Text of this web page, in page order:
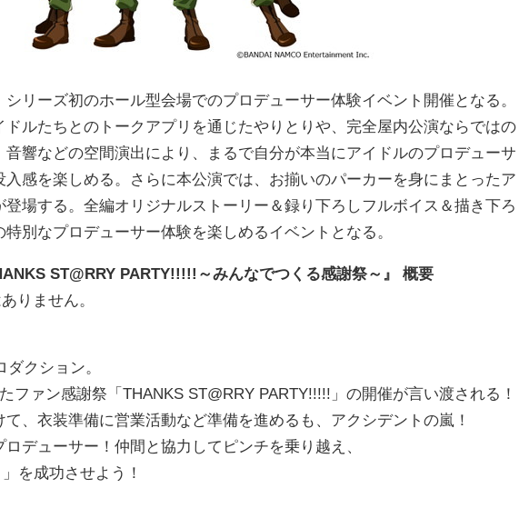
リーズ初のホール型会場でのプロデューサー体験イベント開催となる。
ルたちとのトークアプリを通じたやりとりや、完全屋内公演ならではの
響などの空間演出により、まるで自分が本当にアイドルのプロデューサ
感を楽しめる。さらに本公演では、お揃いのパーカーを身にまとったア
場する。全編オリジナルストーリー＆録り下ろしフルボイス＆描き下ろ
別なプロデューサー体験を楽しめるイベントとなる。
ST@RRY PARTY!!!!!～みんなでつくる感謝祭～』 概要
りません。
クション。
ファン感謝祭「THANKS ST@RRY PARTY!!!!!」の開催が言い渡される！
、衣装準備に営業活動など準備を進めるも、アクシデントの嵐！
デューサー！仲間と協力してピンチを乗り越え、
を成功させよう！